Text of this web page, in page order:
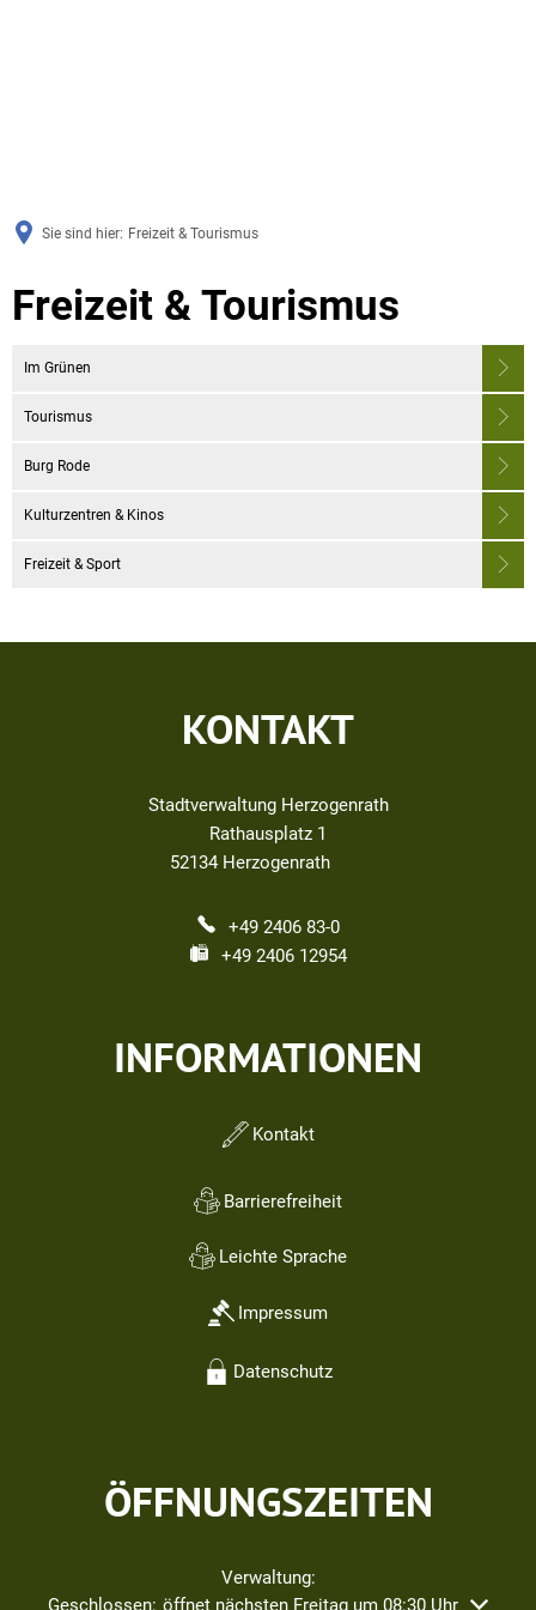
Sie sind hier: Freizeit & Tourismus
Freizeit
Tourismus
Freizeit & Tourismus
Im Grünen
Tourismus
Burg Rode
Kulturzentren & Kinos
Freizeit & Sport
KONTAKT
Stadtverwaltung Herzogenrath
Rathausplatz 1
52134 Herzogenrath
+49 2406 83-0
+49 2406 12954
INFORMATIONEN
Kontakt
Barrierefreiheit
Leichte Sprache
Impressum
Datenschutz
ÖFFNUNGSZEITEN
Verwaltung:
Klicken, um weitere Öffnungs- oder Schließzeiten
Geschlossen: öffnet nächsten Freitag um 08:30 Uhr